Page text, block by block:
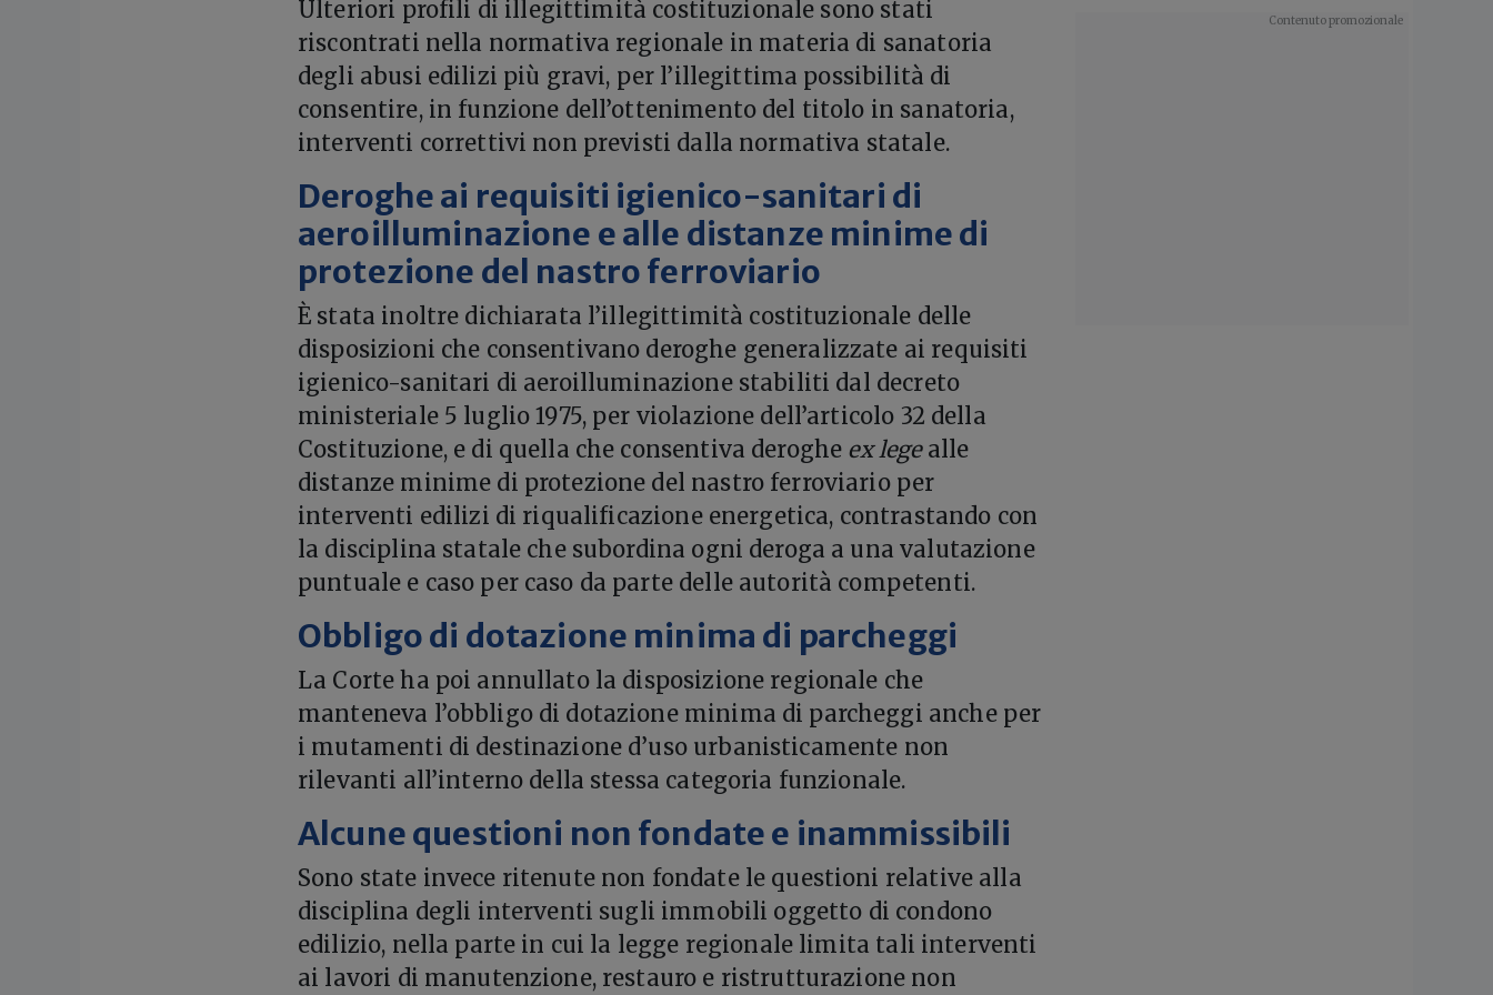
Ulteriori profili di illegittimità costituzionale sono stati
riscontrati nella normativa regionale in materia di sanatoria
degli abusi edilizi più gravi, per l’illegittima possibilità di
consentire, in funzione dell’ottenimento del titolo in sanatoria,
interventi correttivi non previsti dalla normativa statale.
Deroghe ai requisiti igienico-sanitari di
aeroilluminazione e alle distanze minime di
protezione del nastro ferroviario
È stata inoltre dichiarata l’illegittimità costituzionale delle
disposizioni che consentivano deroghe generalizzate ai requisiti
igienico-sanitari di aeroilluminazione stabiliti dal decreto
ministeriale 5 luglio 1975, per violazione dell’articolo 32 della
Costituzione, e di quella che consentiva deroghe ex legealle
distanze minime di protezione del nastro ferroviario per
interventi edilizi di riqualificazione energetica, contrastando con
la disciplina statale che subordina ogni deroga a una valutazione
puntuale e caso per caso da parte delle autorità competenti.
Obbligo di dotazione minima di parcheggi
La Corte ha poi annullato la disposizione regionale che
manteneva l’obbligo di dotazione minima di parcheggi anche per
i mutamenti di destinazione d’uso urbanisticamente non
rilevanti all’interno della stessa categoria funzionale.
Alcune questioni non fondate e inammissibili
Sono state invece ritenute non fondate le questioni relative alla
disciplina degli interventi sugli immobili oggetto di condono
edilizio, nella parte in cui la legge regionale limita tali interventi
ai lavori di manutenzione, restauro e ristrutturazione non